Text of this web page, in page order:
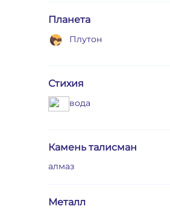
Планета
Плутон
Стихия
вода
Камень талисман
алмаз
Металл